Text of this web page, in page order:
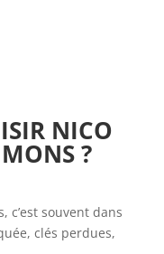
NICO
?
c’est souvent dans
clés perdues,